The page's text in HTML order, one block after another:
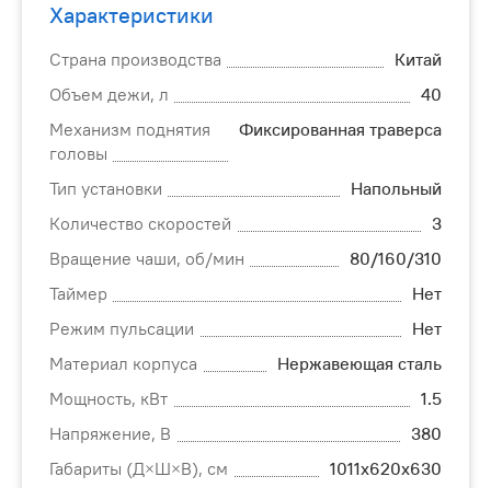
Характеристики
Страна производства
Китай
Объем дежи, л
40
Механизм поднятия
головы
Фиксированная траверса
Тип установки
Напольный
Количество скоростей
3
Вращение чаши, об/мин
80/160/310
Таймер
Нет
Режим пульсации
Нет
Материал корпуса
Нержавеющая сталь
Мощность, кВт
1.5
Напряжение, В
380
Габариты (Д×Ш×В), см
1011х620х630